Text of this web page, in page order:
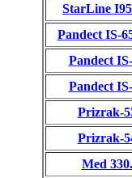
StarLine
Pandect IS-
Pandect
Pandect
Prizrak-
Prizrak-
Med